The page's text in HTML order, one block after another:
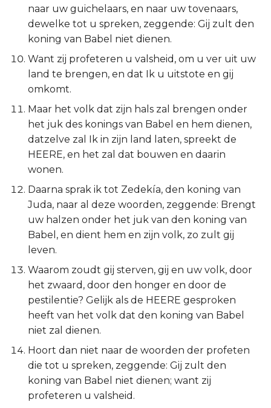
2 Johannes
3 Johannes
Judas
Openbaring
naar uw guichelaars, en naar uw tovenaars,
dewelke tot u spreken, zeggende: Gij zult den
koning van Babel niet dienen.
Want zij profeteren u valsheid, om u ver uit uw
land te brengen, en dat Ik u uitstote en gij
omkomt.
Maar het volk dat zijn hals zal brengen onder
het juk des konings van Babel en hem dienen,
datzelve zal Ik in zijn land laten, spreekt de
HEERE, en het zal dat bouwen en daarin
wonen.
Daarna sprak ik tot Zedekía, den koning van
Juda, naar al deze woorden, zeggende: Brengt
uw halzen onder het juk van den koning van
Babel, en dient hem en zijn volk, zo zult gij
leven.
Waarom zoudt gij sterven, gij en uw volk, door
het zwaard, door den honger en door de
pestilentie? Gelijk als de HEERE gesproken
heeft van het volk dat den koning van Babel
niet zal dienen.
Hoort dan niet naar de woorden der profeten
die tot u spreken, zeggende: Gij zult den
koning van Babel niet dienen; want zij
profeteren u valsheid.